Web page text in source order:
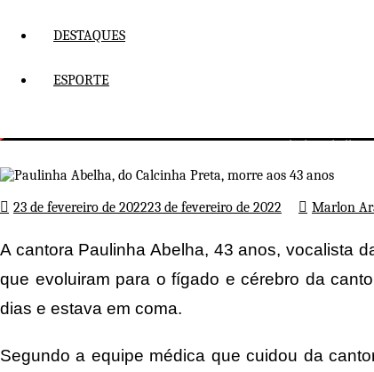
DESTAQUES
ESPORTE
Paulinha Abelha,
23 de fevereiro de 202223 de fevereiro de 2022 Marlon
A cantora Paulinha Abelha, 43 anos, vocalista
que evoluiram para o fígado e cérebro da
dias e estava em coma.
Segundo a equipe médica que cuidou da